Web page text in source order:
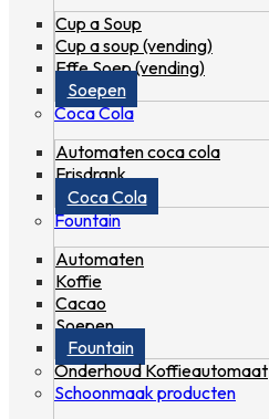
Cup a Soup
Cup a soup (vending)
Effe Soep (vending)
Soepen
Coca Cola
Automaten coca cola
Frisdrank
Coca Cola
Fountain
Automaten
Koffie
Cacao
Soepen
Fountain
Onderhoud Koffieautomaat
Schoonmaak producten